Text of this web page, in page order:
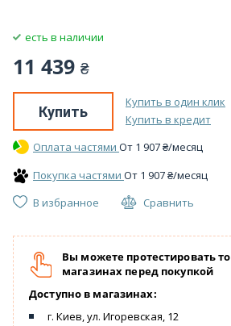
есть в наличии
11 439 ₴
Купить
Купить в один клик
Купить в кредит
Оплата частями От 1 907₴/месяц
Покупка частями От 1 907₴/месяц
В избранное
Сравнить
Вы можете протестировать
магазинах перед покупкой
Доступно в магазинах:
г. Киев, ул. Игоревская, 12